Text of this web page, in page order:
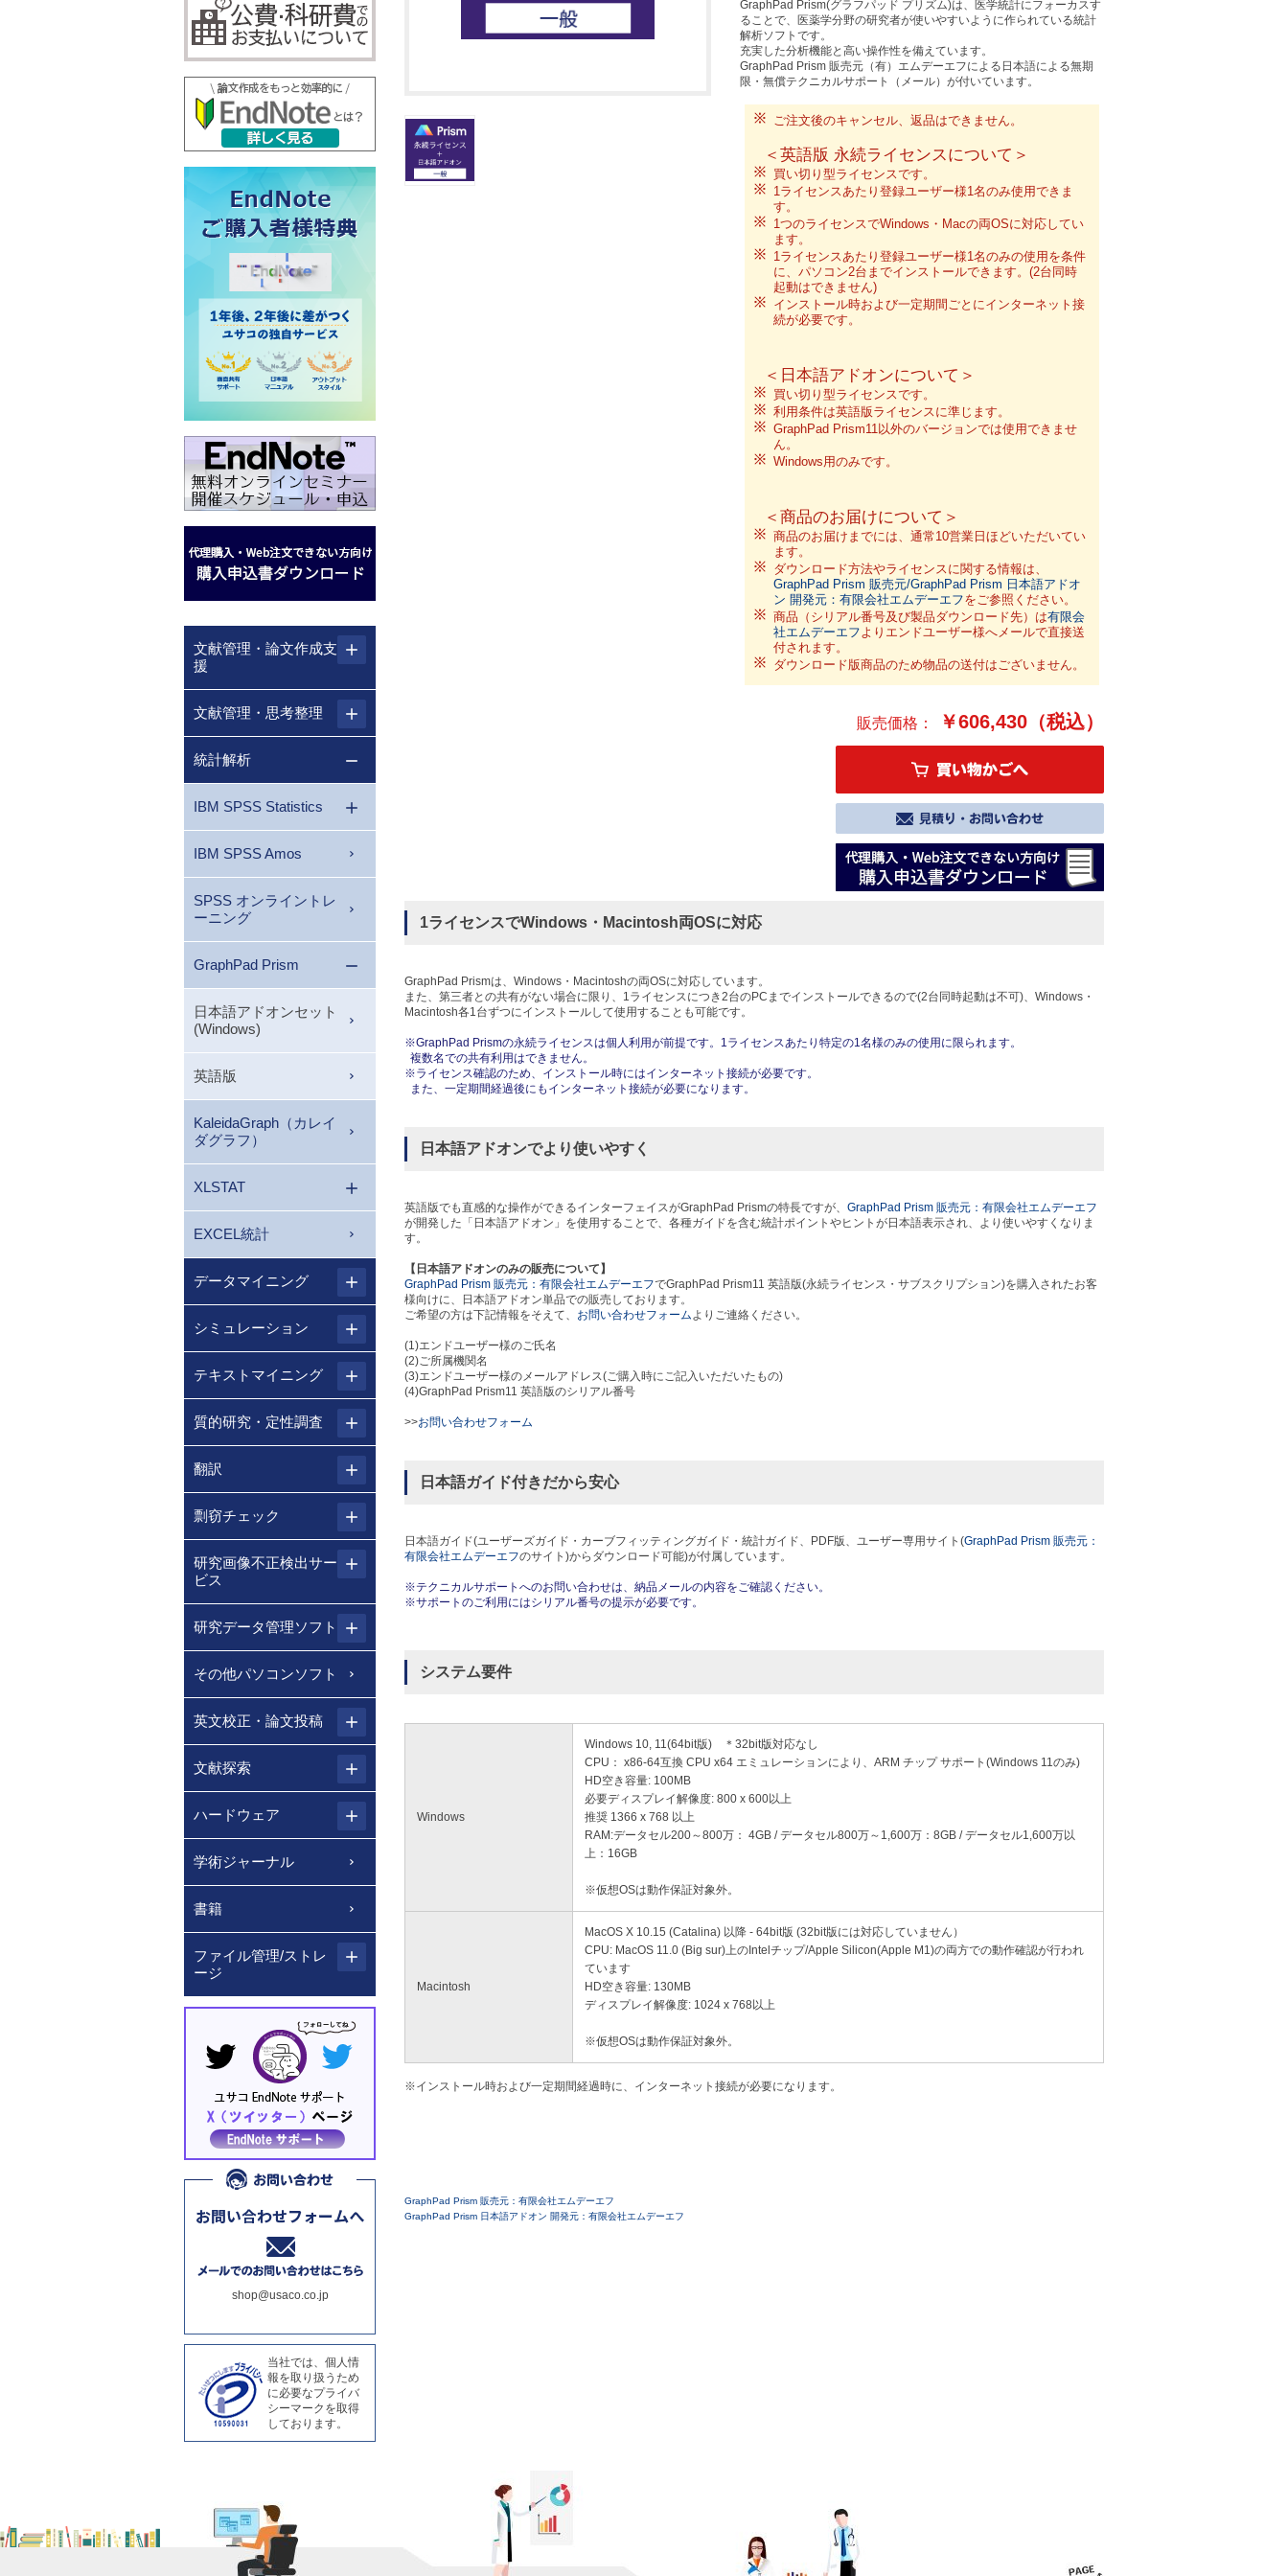
GraphPad Prism(グラフパッド プリズム)は、医学統計にフォーカスす
ることで、医薬学分野の研究者が使いやすいように作られている統計
解析ソフトです。
充実した分析機能と高い操作性を備えています。
GraphPad Prism 販売元（有）エムデーエフによる日本語による無期
限・無償テクニカルサポート（メール）が付いています。
ご注文後のキャンセル、返品はできません。
＜英語版 永続ライセンスについて＞
買い切り型ライセンスです。
1ライセンスあたり登録ユーザー様1名のみ使用できま
す。
1つのライセンスでWindows・Macの両OSに対応してい
ます。
1ライセンスあたり登録ユーザー様1名のみの使用を条件
に、パソコン2台までインストールできます。(2台同時
起動はできません)
インストール時および一定期間ごとにインターネット接
続が必要です。
＜日本語アドオンについて＞
買い切り型ライセンスです。
利用条件は英語版ライセンスに準じます。
GraphPad Prism11以外のバージョンでは使用できませ
ん。
Windows用のみです。
＜商品のお届けについて＞
商品のお届けまでには、通常10営業日ほどいただいてい
ます。
ダウンロード方法やライセンスに関する情報は、
GraphPad Prism 販売元/GraphPad Prism 日本語アドオ
ン 開発元：有限会社エムデーエフをご参照ください。
商品（シリアル番号及び製品ダウンロード先）は有限会
社エムデーエフよりエンドユーザー様へメールで直接送
付されます。
ダウンロード版商品のため物品の送付はございません。
販売価格： ￥606,430（税込）
1ライセンスでWindows・Macintosh両OSに対応
GraphPad Prismは、Windows・Macintoshの両OSに対応しています。
また、第三者との共有がない場合に限り、1ライセンスにつき2台のPCまでインストールできるので(2台同時起動は不可)、Windows・
Macintosh各1台ずつにインストールして使用することも可能です。
※GraphPad Prismの永続ライセンスは個人利用が前提です。1ライセンスあたり特定の1名様のみの使用に限られます。
複数名での共有利用はできません。
※ライセンス確認のため、インストール時にはインターネット接続が必要です。
また、一定期間経過後にもインターネット接続が必要になります。
日本語アドオンでより使いやすく
英語版でも直感的な操作ができるインターフェイスがGraphPad Prismの特長ですが、 GraphPad Prism 販売元：有限会社エムデーエフ
が開発した「日本語アドオン」を使用することで、各種ガイドを含む統計ポイントやヒントが日本語表示され、より使いやすくなりま
す。
【日本語アドオンのみの販売について】
GraphPad Prism 販売元：有限会社エムデーエフでGraphPad Prism11 英語版(永続ライセンス・サブスクリプション)を購入されたお客
様向けに、日本語アドオン単品での販売しております。
ご希望の方は下記情報をそえて、 お問い合わせフォームよりご連絡ください。
(1)エンドユーザー様のご氏名
(2)ご所属機関名
(3)エンドユーザー様のメールアドレス(ご購入時にご記入いただいたもの)
(4)GraphPad Prism11 英語版のシリアル番号
>>お問い合わせフォーム
日本語ガイド付きだから安心
日本語ガイド(ユーザーズガイド・カーブフィッティングガイド・統計ガイド、PDF版、ユーザー専用サイト(GraphPad Prism 販売元：
有限会社エムデーエフのサイト)からダウンロード可能)が付属しています。
※テクニカルサポートへのお問い合わせは、納品メールの内容をご確認ください。
※サポートのご利用にはシリアル番号の提示が必要です。
システム要件
Windows
Windows 10, 11(64bit版) ＊32bit版対応なし
CPU： x86-64互換 CPU x64 エミュレーションにより、ARM チップ サポート(Windows 11のみ)
HD空き容量: 100MB
必要ディスプレイ解像度: 800 x 600以上
推奨 1366 x 768 以上
RAM:データセル200～800万： 4GB / データセル800万～1,600万：8GB / データセル1,600万以
上：16GB
※仮想OSは動作保証対象外。
Macintosh
MacOS X 10.15 (Catalina) 以降 - 64bit版 (32bit版には対応していません）
CPU: MacOS 11.0 (Big sur)上のIntelチップ/Apple Silicon(Apple M1)の両方での動作確認が行われ
ています
HD空き容量: 130MB
ディスプレイ解像度: 1024 x 768以上
※仮想OSは動作保証対象外。
※インストール時および一定期間経過時に、インターネット接続が必要になります。
GraphPad Prism 販売元：有限会社エムデーエフ
GraphPad Prism 日本語アドオン 開発元：有限会社エムデーエフ
文献管理・論文作成支
援
文献管理・思考整理
統計解析
IBM SPSS Statistics
IBM SPSS Amos
SPSS オンライントレ
ーニング
GraphPad Prism
日本語アドオンセット
(Windows)
英語版
KaleidaGraph（カレイ
ダグラフ）
XLSTAT
EXCEL統計
データマイニング
シミュレーション
テキストマイニング
質的研究・定性調査
翻訳
剽窃チェック
研究画像不正検出サー
ビス
研究データ管理ソフト
その他パソコンソフト
英文校正・論文投稿
文献探索
ハードウェア
学術ジャーナル
書籍
ファイル管理/ストレ
ージ
shop@usaco.co.jp
当社では、個人情
報を取り扱うため
に必要なプライバ
シーマークを取得
しております。